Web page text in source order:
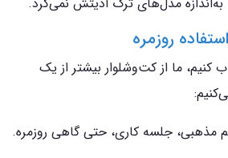
روزمره
کنیم، ما از کت‌وشلوار بیشتر از یک
مذهبی، جلسه کاری، حتی گاهی روزمره.